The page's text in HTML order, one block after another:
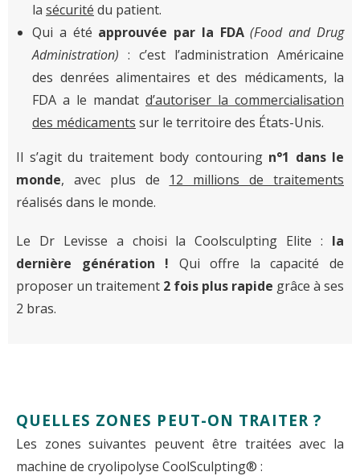
la sécurité du patient.
Qui a été approuvée par la FDA (Food and Drug
Administration) : c’est l’administration Américaine
des denrées alimentaires et des médicaments, la
FDA a le mandat d’autoriser la commercialisation
des médicaments sur le territoire des États-Unis.
Il s’agit du traitement body contouringn°1 dans le
monde, avec plus de 12 millions de traitements
réalisés dans le monde.
Le Dr Levisse a choisi la Coolsculpting Elite : la
dernière génération ! Qui offre la capacité de
proposer un traitement 2 fois plus rapide grâce à ses
2 bras.
QUELLES ZONES PEUT-ON TRAITER ?
Les zones suivantes peuvent être traitées avec la
machine de cryolipolyse CoolSculpting® :